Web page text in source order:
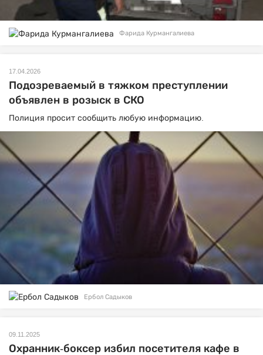
Фарида Курмангалиева
17.04.2026
Подозреваемый в тяжком преступлении
объявлен в розыск в СКО
Полиция просит сообщить любую информацию.
Ербол Садыков
09.11.2025
Охранник-боксер избил посетителя кафе в